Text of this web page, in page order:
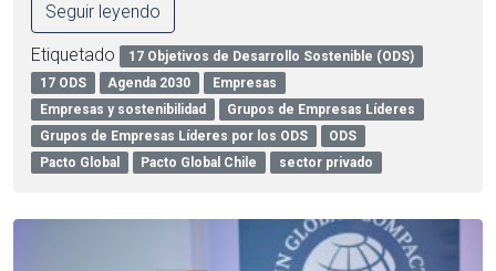
Seguir leyendo
Etiquetado
17 Objetivos de Desarrollo Sostenible (ODS)
17 ODS
Agenda 2030
Empresas
Empresas y sostenibilidad
Grupos de Empresas Líderes
Grupos de Empresas Líderes por los ODS
ODS
Pacto Global
Pacto Global Chile sector privado